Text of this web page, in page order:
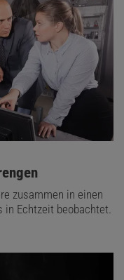
zusammen in einen
in Echtzeit beobachtet.